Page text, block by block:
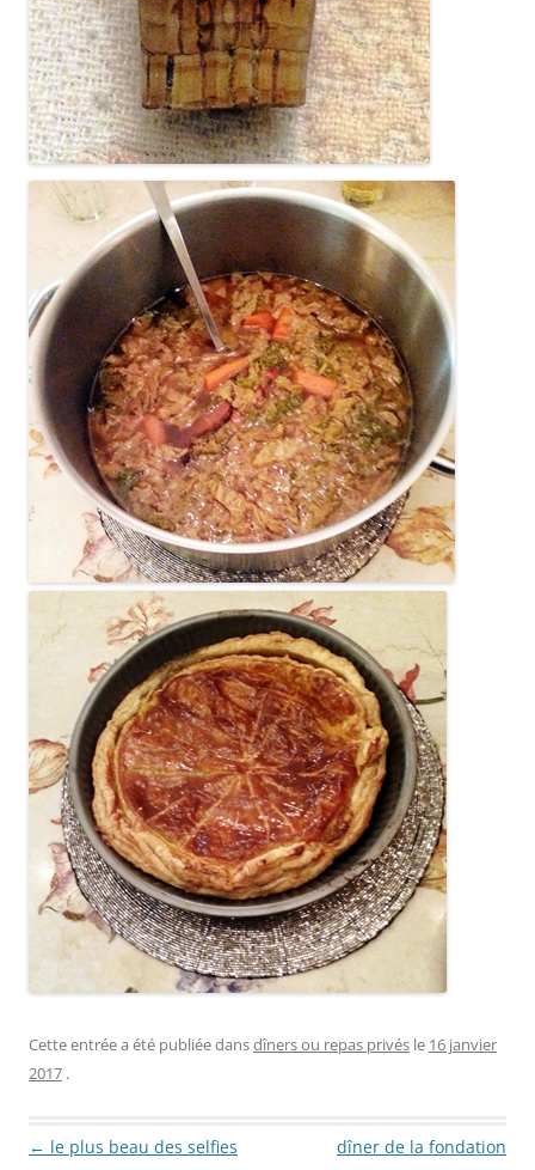
Cette entrée a été publiée dansdîners ou repas privés le 16 janvier
2017 .
Navigation des articles
← le plus beau des selfies
dîner de la fondation